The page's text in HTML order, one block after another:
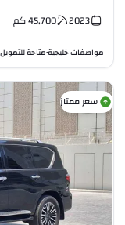
2023
45,700كم
مواصفات خليجية•متاحة للتمويل
سعر ممتاز